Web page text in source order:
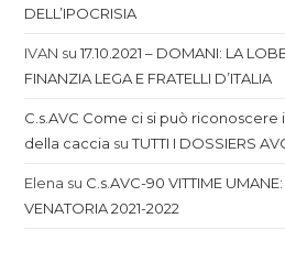
DELL’IPOCRISIA
IVAN su17.10.2021 – DOMANI: LA
FINANZIA LEGA E FRATELLI D’ITALIA
C.s.AVC Come ci si può
della caccia suTUTTI I DOSSIERS
Elena su C.s.AVC-90 VITTIME
VENATORIA 2021-2022